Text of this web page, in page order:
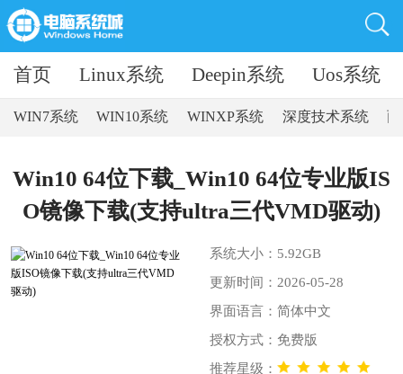
首页 Linux系统 Deepin系统 Uos系统
WIN7系统 WIN10系统 WINXP系统 深度技术系统
Win10 64位下载_Win10 64位专业版IS
O镜像下载(支持ultra三代VMD驱动)
系统大小：5.92GB
更新时间：2026-05-28
界面语言：简体中文
授权方式：免费版
推荐星级：